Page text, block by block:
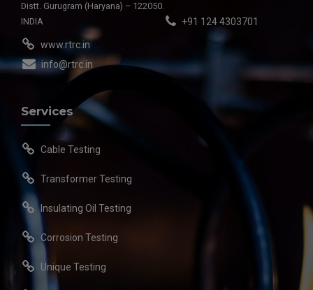
Distt. Gurugram (Haryana) – 122050.
INDIA
+91 124 4303701
www.rtrc.in
info@rtrc.in
Services
Cable Testing
Transformer Testing
Insulating Oil Testing
Corrosion Testing
Unique Testing